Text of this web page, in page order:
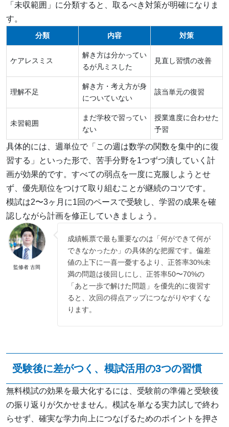
「未収範囲」に分類すると、取るべき対策が明確になりま
す。
分類 内容 対策
ケアレスミス
解き方は分かってい
るが凡ミスした
見直し習慣の改善
理解不足
解き方・考え方が身
についていない
該当単元の復習
未習範囲
まだ学校で習ってい
ない
授業進度に合わせた
予習
具体的には、週単位で「この週は数学の関数を集中的に復
習する」といった形で、苦手分野を1つずつ潰していく計
画が効果的です。すべての弱点を一度に克服しようとせ
ず、優先順位をつけて取り組むことが継続のコツです。
模試は2〜3ヶ月に1回のペースで受験し、学習の成果を確
認しながら計画を修正していきましょう。
監修者 古岡
成績帳票で最も重要なのは「何ができて何が
できなかったか」の具体的な把握です。偏差
値の上下に一喜一憂するより、正答率30%未
満の問題は後回しにし、正答率50〜70%の
「あと一歩で解けた問題」を優先的に復習す
ると、次回の得点アップにつながりやすくな
ります。
受験後に差がつく、模試活用の3つの習慣
無料模試の効果を最大化するには、受験前の準備と受験後
の振り返りが欠かせません。模試を単なる実力試しで終わ
らせず、確実な学力向上につなげるためのポイントを押さ